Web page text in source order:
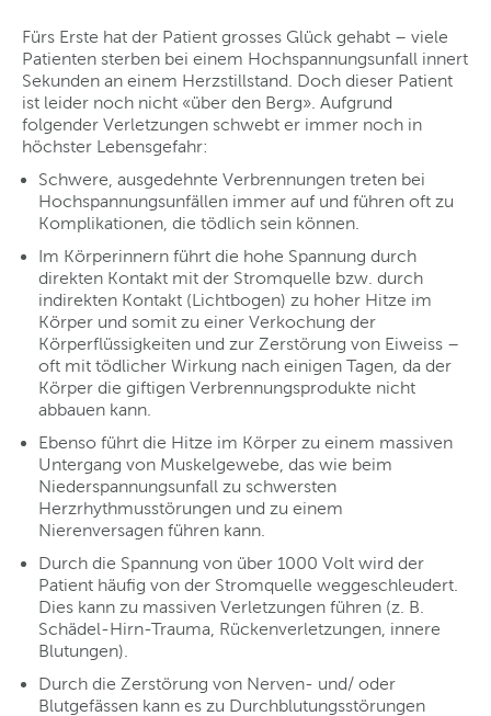
Fürs Erste hat der Patient grosses Glück gehabt – viele
Patienten sterben bei einem Hochspannungsunfall innert
Sekunden an einem Herzstillstand. Doch dieser Patient
ist leider noch nicht «über den Berg». Aufgrund
folgender Verletzungen schwebt er immer noch in
höchster Lebensgefahr:
Schwere, ausgedehnte Verbrennungen treten bei
Hochspannungsunfällen immer auf und führen oft zu
Komplikationen, die tödlich sein können.
Im Körperinnern führt die hohe Spannung durch
direkten Kontakt mit der Stromquelle bzw. durch
indirekten Kontakt (Lichtbogen) zu hoher Hitze im
Körper und somit zu einer Verkochung der
Körperflüssigkeiten und zur Zerstörung von Eiweiss –
oft mit tödlicher Wirkung nach einigen Tagen, da der
Körper die giftigen Verbrennungsprodukte nicht
abbauen kann.
Ebenso führt die Hitze im Körper zu einem massiven
Untergang von Muskelgewebe, das wie beim
Niederspannungsunfall zu schwersten
Herzrhythmusstörungen und zu einem
Nierenversagen führen kann.
Durch die Spannung von über 1000 Volt wird der
Patient häufig von der Stromquelle weggeschleudert.
Dies kann zu massiven Verletzungen führen (z. B.
Schädel-Hirn-Trauma, Rückenverletzungen, innere
Blutungen).
Durch die Zerstörung von Nerven- und/ oder
Blutgefässen kann es zu Durchblutungsstörungen